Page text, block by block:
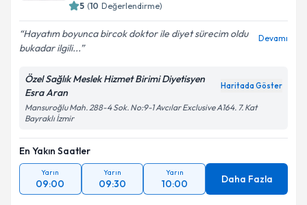
5 (10 Değerlendirme)
Hayatım boyunca bircok doktor ile diyet sürecim oldu
bukadar ilgili...
Devamı
Özel Sağlık Meslek Hizmet Birimi Diyetisyen
Esra Aran
Haritada Göster
Mansuroğlu Mah. 288-4 Sok. No:9-1 Avcılar Exclusive A164. 7. Kat
Bayraklı İzmir
En Yakın Saatler
Yarın
09:00
Yarın
09:30
Yarın
10:00 Daha Fazla